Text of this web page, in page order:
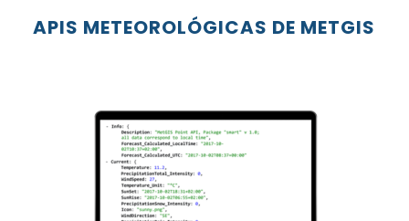
APIS METEOROLÓGICAS DE METGIS